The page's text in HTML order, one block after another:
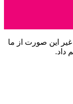
غیر این صورت از ما
داد.